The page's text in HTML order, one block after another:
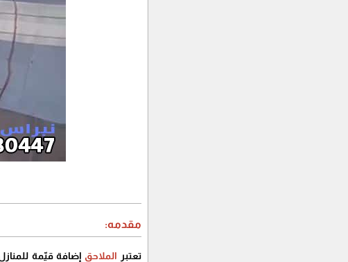
مقدمه:
تعتبر الملاحق إضافة قيّمة